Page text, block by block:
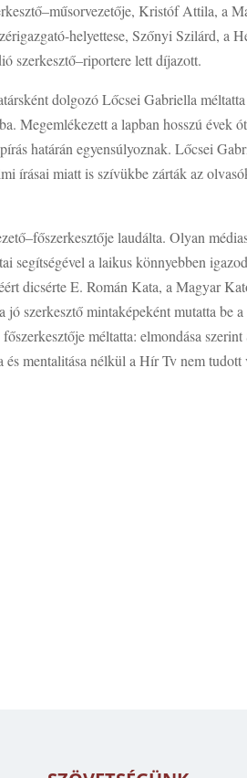
Kristóf Attila, a
helyettese, Szőnyi Szilárd, a
szerkesztő–riportere lett díjazott.
dolgozó Lőcsei Gabriella
Megemlékezett a lapban hosszú évek
határán egyensúlyoznak. Lőcsei
írásai miatt is szívükbe zárták az
laudálta. Olyan
segítségével a laikus könnyebben
dicsérte E. Román Kata, a Magyar
szerkesztő mintaképeként mutatta be
méltatta: elmondása szerint
mentalitása nélkül a Hír Tv nem